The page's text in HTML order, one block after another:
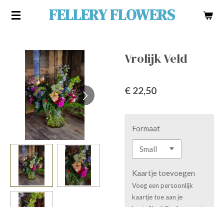
Ga
hoofdinhoud
FELLERY FLOWERS
Vrolijk Veld
€ 22,50
Formaat
Kaartje toevoegen
Voeg een persoonlijk
kaartje toe aan je